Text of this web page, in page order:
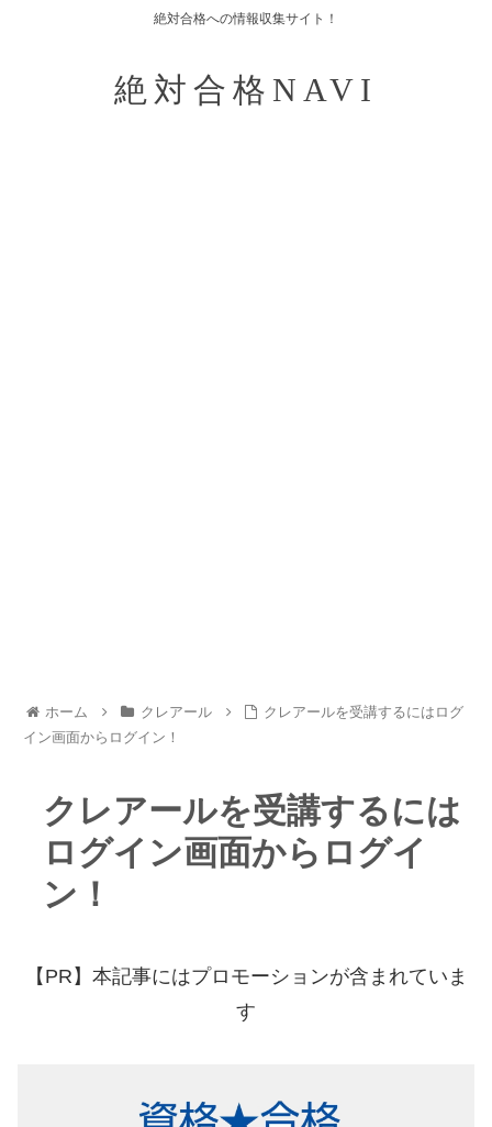
絶対合格への情報収集サイト！
絶対合格NAVI
ホーム クレアール
クレアールを受講するにはログ
イン画面からログイン！
クレアールを受講するには
ログイン画面からログイ
ン！
【PR】本記事にはプロモーションが含まれていま
す